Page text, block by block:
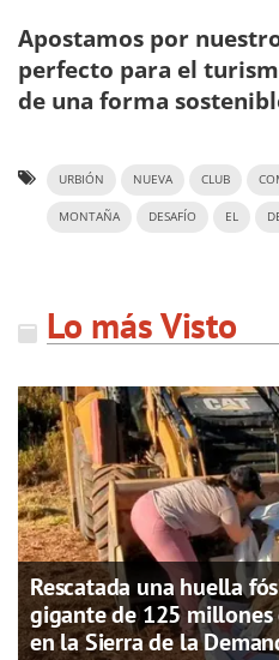
Apostamos por
perfecto para el
de una forma
URBIÓN NUEVA CLUB
MONTAÑA DESAFÍO EL
Lo más Visto
Rescatada una huella
gigante de 125
en la Sierra de la